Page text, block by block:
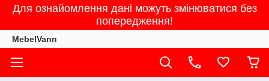
Для ознайомлення дані можуть змінюватися без
попередження!
MebelVann